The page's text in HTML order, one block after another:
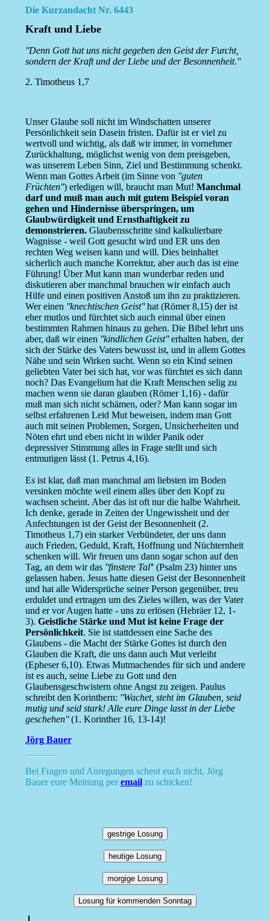
Die Kurzandacht Nr. 6443
Kraft und Liebe
''Denn Gott hat uns nicht gegeben den Geist der Furcht,
sondern der Kraft und der Liebe und der Besonnenheit.''
2. Timotheus 1,7
Unser Glaube soll nicht im Windschatten unserer
Persönlichkeit sein Dasein fristen. Dafür ist er viel zu
wertvoll und wichtig, als daß wir immer, in vornehmer
Zurückhaltung, möglichst wenig von dem preisgeben,
was unserem Leben Sinn, Ziel und Bestimmung schenkt.
Wenn man Gottes Arbeit (im Sinne von ''guten
Früchten'') erledigen will, braucht man Mut! Manchmal
darf und muß man auch mit gutem Beispiel voran
gehen und Hindernisse überspringen, um
Glaubwürdigkeit und Ernsthaftigkeit zu
demonstrieren.Glaubensschritte sind kalkulierbare
Wagnisse - weil Gott gesucht wird und ER uns den
rechten Weg weisen kann und will. Dies beinhaltet
sicherlich auch manche Korrektur, aber auch das ist eine
Führung! Über Mut kann man wunderbar reden und
diskutieren aber manchmal brauchen wir einfach auch
Hilfe und einen positiven Anstoß um ihn zu praktizieren.
Wer einen ''knechtischen Geist''hat (Römer 8,15) der ist
eher mutlos und fürchtet sich auch einmal über einen
bestimmten Rahmen hinaus zu gehen. Die Bibel lehrt uns
aber, daß wir einen ''kindlichen Geist''erhalten haben, der
sich der Stärke des Vaters bewusst ist, und in allem Gottes
Nähe und sein Wirken sucht. Wenn so ein Kind seinen
geliebten Vater bei sich hat, vor was fürchtet es sich dann
noch? Das Evangelium hat die Kraft Menschen selig zu
machen wenn sie daran glauben (Römer 1,16) - dafür
muß man sich nicht schämen, oder? Man kann sogar im
selbst erfahrenen Leid Mut beweisen, indem man Gott
auch mit seinen Problemen, Sorgen, Unsicherheiten und
Nöten ehrt und eben nicht in wilder Panik oder
depressiver Stimmung alles in Frage stellt und sich
entmutigen lässt (1. Petrus 4,16).
Es ist klar, daß man manchmal am liebsten im Boden
versinken möchte weil einem alles über den Kopf zu
wachsen scheint. Aber das ist oft nur die halbe Wahrheit.
Ich denke, gerade in Zeiten der Ungewissheit und der
Anfechtungen ist der Geist der Besonnenheit (2.
Timotheus 1,7) ein starker Verbündeter, der uns dann
auch Frieden, Geduld, Kraft, Hoffnung und Nüchternheit
schenken will. Wir freuen uns dann sogar schon auf den
Tag, an dem wir das ''finstere Tal'' (Psalm 23) hinter uns
gelassen haben. Jesus hatte diesen Geist der Besonnenheit
und hat alle Widersprüche seiner Person gegenüber, treu
erduldet und ertragen um des Zieles willen, was der Vater
und er vor Augen hatte - uns zu erlösen (Hebräer 12, 1-
3). Geistliche Stärke und Mut ist keine Frage der
Persönlichkeit. Sie ist stattdessen eine Sache des
Glaubens - die Macht der Stärke Gottes ist durch den
Glauben die Kraft, die uns dann auch Mut verleiht
(Epheser 6,10). Etwas Mutmachendes für sich und andere
ist es auch, seine Liebe zu Gott und den
Glaubensgeschwistern ohne Angst zu zeigen. Paulus
schreibt den Korinthern: ''Wachet, steht im Glauben, seid
mutig und seid stark! Alle eure Dinge lasst in der Liebe
geschehen''(1. Korinther 16, 13-14)!
Jörg Bauer
Bei Fragen und Anregungen scheut euch nicht, Jörg
Bauer eure Meinung peremailzu schicken!
gestrige Losung
heutige Losung
morgige Losung
Losung für kommenden Sonntag